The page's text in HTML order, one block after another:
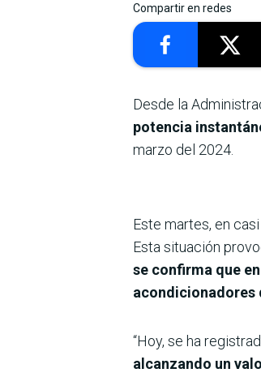
Compartir en redes
Desde la
potencia
marzo del 2024.
Este martes, en
Esta situación
se confirma que
acondicionadores
“Hoy, se ha
alcanzando un